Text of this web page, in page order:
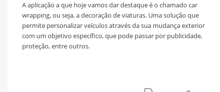
A aplicação a que hoje vamos dar destaque é o chamado car
wrapping, ou seja, a decoração de viaturas. Uma solução que
permite personalizar veículos através da sua mudança exterior
com um objetivo específico, que pode passar por publicidade,
proteção, entre outros.